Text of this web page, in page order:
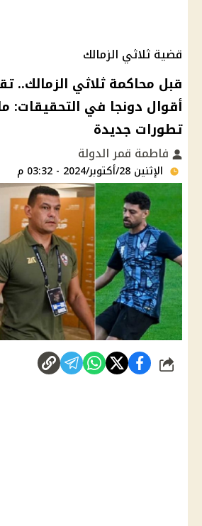
قضية ثلاثي الزمالك
قبل محاكمة ثلاثي الزمالك..
أقوال دونجا في التحقيقات:
تطورات جديدة
فاطمة قمر الدولة
الإثنين 28/أكتوبر/2024 - 03:32 م
شارك